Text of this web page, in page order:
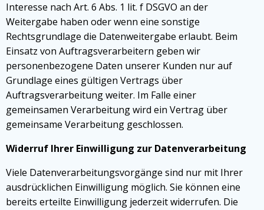
Interesse nach Art. 6 Abs. 1 lit. f DSGVO an der
Weitergabe haben oder wenn eine sonstige
Rechtsgrundlage die Datenweitergabe erlaubt. Beim
Einsatz von Auftragsverarbeitern geben wir
personenbezogene Daten unserer Kunden nur auf
Grundlage eines gültigen Vertrags über
Auftragsverarbeitung weiter. Im Falle einer
gemeinsamen Verarbeitung wird ein Vertrag über
gemeinsame Verarbeitung geschlossen.
Widerruf Ihrer Einwilligung zur Datenverarbeitung
Viele Datenverarbeitungsvorgänge sind nur mit Ihrer
ausdrücklichen Einwilligung möglich. Sie können eine
bereits erteilte Einwilligung jederzeit widerrufen. Die